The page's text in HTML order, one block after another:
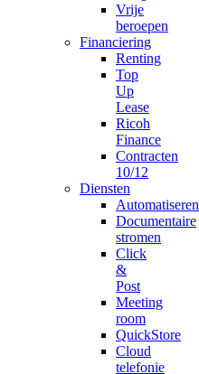
Vrije
beroepen
Financiering
Renting
Top
Up
Lease
Ricoh
Finance
Contracten
10/12
Diensten
Automatiseren
Documentaire
stromen
Click
&
Post
Meeting
room
QuickStore
Cloud
telefonie